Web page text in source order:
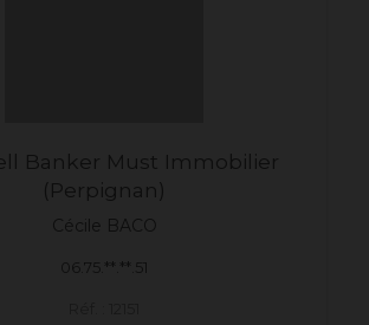
Banker Must Immobilier
(Perpignan)
Cécile BACO
06.75.**.**.51